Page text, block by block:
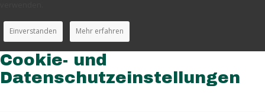
Einverstanden Mehr erfahren
Cookie- und
Datenschutzeinstellungen